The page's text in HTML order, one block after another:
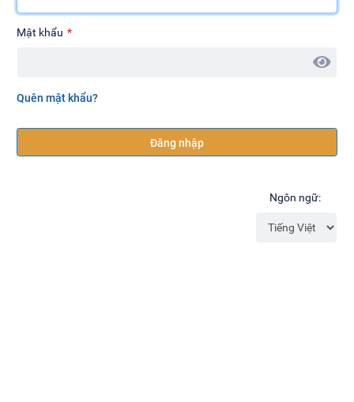
Mật khẩu
Quên mật khẩu?
Đăng nhập
Ngôn ngữ: